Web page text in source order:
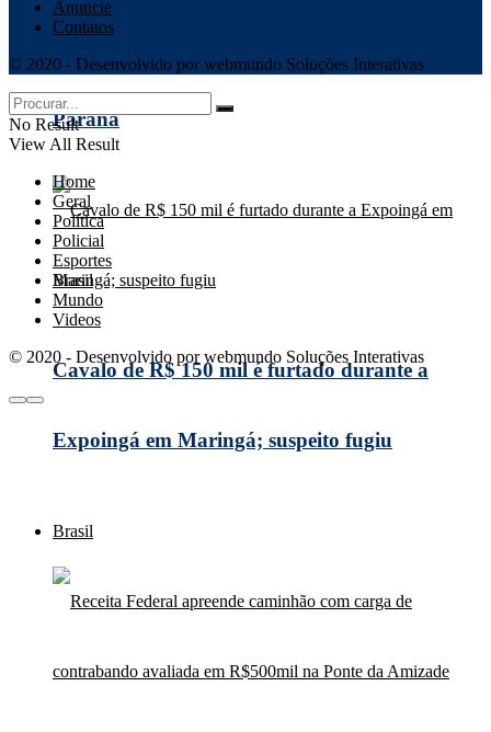
Paraná
Cavalo de R$ 150 mil é furtado durante a
Expoingá em Maringá; suspeito fugiu
Brasil
Anuncie
Contatos
© 2020 - Desenvolvido por webmundo Soluções Interativas
No Result
View All Result
Home
Geral
Política
Policial
Esportes
Brasil
Mundo
Videos
© 2020 - Desenvolvido por webmundo Soluções Interativas